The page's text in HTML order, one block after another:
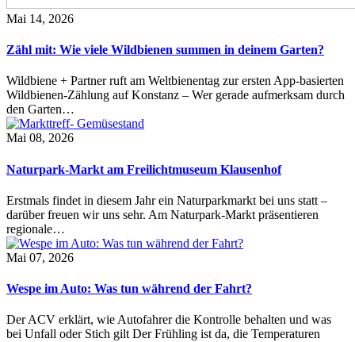
Mai 14, 2026
Zähl mit: Wie viele Wildbienen summen in deinem Garten?
Wildbiene + Partner ruft am Weltbienentag zur ersten App-basierten
Wildbienen-Zählung auf Konstanz – Wer gerade aufmerksam durch
den Garten…
Mai 08, 2026
Naturpark-Markt am Freilichtmuseum Klausenhof
Erstmals findet in diesem Jahr ein Naturparkmarkt bei uns statt –
darüber freuen wir uns sehr. Am Naturpark-Markt präsentieren
regionale…
Mai 07, 2026
Wespe im Auto: Was tun während der Fahrt?
Der ACV erklärt, wie Autofahrer die Kontrolle behalten und was
bei Unfall oder Stich gilt Der Frühling ist da, die Temperaturen